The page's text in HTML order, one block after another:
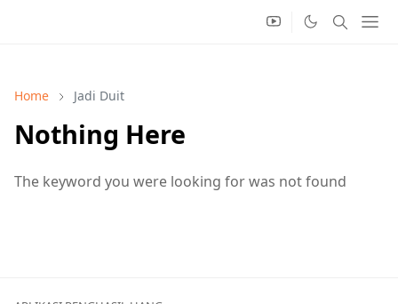
Home Jadi Duit
Nothing Here
The keyword you were looking for was not found